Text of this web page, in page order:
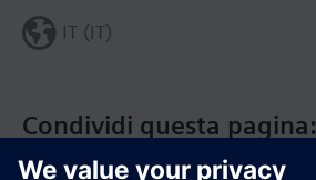
Condividi questa pagina:
IT (IT)